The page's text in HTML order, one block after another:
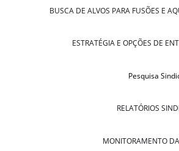
BUSCA DE ALVOS PARA FUSÕES E
ESTRATÉGIA E OPÇÕES DE
Pesquisa
RELATÓRIOS
MONITORAMENTO